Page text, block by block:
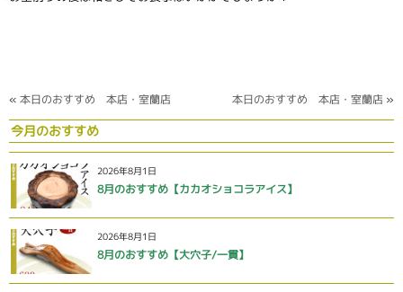
« 本日のおすすめ 本店・室蘭店 本日のおすすめ 本店・室蘭店 »
今月のおすすめ
2026年8月1日
8月のおすすめ【カカオショコラアイス】
2026年8月1日
8月のおすすめ【大穴子/一貫】